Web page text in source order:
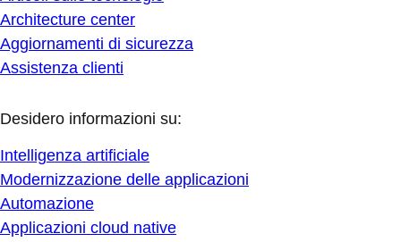
Architecture center
Aggiornamenti di sicurezza
Assistenza clienti
Desidero informazioni su:
Intelligenza artificiale
Modernizzazione delle applicazioni
Automazione
Applicazioni cloud native